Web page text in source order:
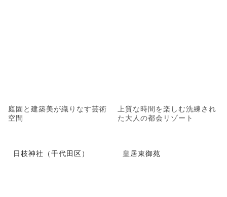
庭園と建築美が織りなす芸術
空間
上質な時間を楽しむ洗練され
た大人の都会リゾート
日枝神社（千代田区） 皇居東御苑